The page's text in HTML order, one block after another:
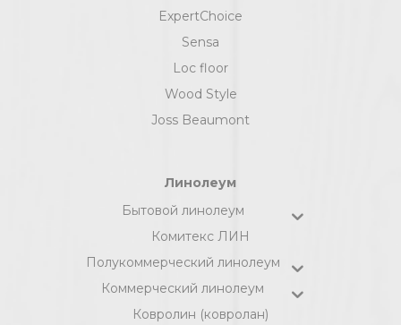
ExpertChoice
Sensa
Loc floor
Wood Style
Joss Beaumont
Линолеум
Бытовой линолеум
Комитекс ЛИН
Полукоммерческий линолеум
Коммерческий линолеум
Ковролин (ковролан)